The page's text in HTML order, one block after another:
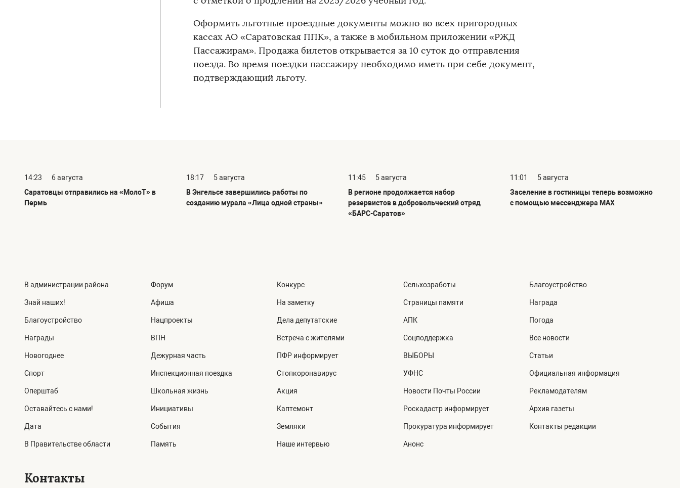
Оформить льготные проездные документы можно во всех пригородных
кассах АО «Саратовская ППК», а также в мобильном приложении «РЖД
Пассажирам». Продажа билетов открывается за 10 суток до отправления
поезда. Во время поездки пассажиру необходимо иметь при себе документ,
подтверждающий льготу.
14:23
6 августа
Саратовцы отправились на «МолоТ» в
Пермь
18:17
5 августа
В Энгельсе завершились работы по
созданию мурала «Лица одной страны»
11:45
5 августа
В регионе продолжается набор
резервистов в добровольческий отряд
«БАРС-Саратов»
11:01
5 августа
Заселение в гостиницы теперь возможно
с помощью мессенджера MAX
В администрации района
Знай наших!
Благоустройство
Награды
Новогоднее
Спорт
Оперштаб
Оставайтесь с нами!
Дата
В Правительстве области
Форум
Афиша
Нацпроекты
ВПН
Дежурная часть
Инспекционная поездка
Школьная жизнь
Инициативы
События
Память
Конкурс
На заметку
Дела депутатские
Встреча с жителями
ПФР информирует
Стопкоронавирус
Акция
Каптемонт
Земляки
Наше интервью
Сельхозработы
Страницы памяти
АПК
Соцподдержка
ВЫБОРЫ
УФНС
Новости Почты России
Роскадастр информирует
Прокуратура информирует
Анонс
Благоустройство
Награда
Погода
Все новости
Статьи
Официальная информация
Рекламодателям
Архив газеты
Контакты редакции
Контакты